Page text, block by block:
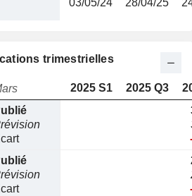
03/05/24 28/04/25
trimestrielles
2025 S1 2025 Q3